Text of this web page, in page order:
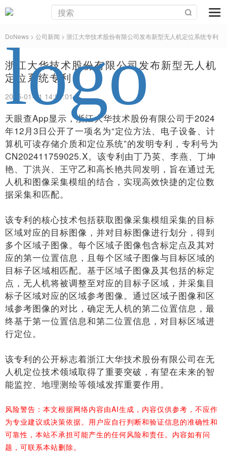
DoNews > 公司新闻 > 浙江大华技术股份有限公司发布新型无人机定位系统专利
浙江大华技术股份有限公司发布新型无人机
定位系统专利
2025-01-01 14:51:01
天眼查App显示，浙江大华技术股份有限公司于2024
年12月3日公开了一项名为“定位方法、电子设备、计
算机可读存储介质和定位系统”的发明专利，专利号为
CN202411759025.X。该专利由丁乃英、李燕、丁坤
艳、丁洪兴、王守乙和高长艳共同发明，旨在通过无
人机和图像采集模组的结合，实现高效快捷的定位数
据采集和匹配。
该专利的核心技术包括获取图像采集模组采集的目标
区域对应的目标图像，并对目标图像进行划分，得到
多个区域子图像。每个区域子图像包含标定点及其对
应的第一位置信息，且每个区域子图像与目标区域的
目标子区域相匹配。基于区域子图像及其包括的标定
点，无人机将被调整至对应的目标子区域，并采集目
标子区域对应的区域参考图像。通过区域子图像和区
域参考图像的对比，确定无人机的第二位置信息，最
终基于第一位置信息和第二位置信息，对目标区域进
行定位。
该专利的公开标志着浙江大华技术股份有限公司在无
人机定位技术领域取得了重要突破，有望在未来的智
能监控、地理测绘等领域发挥重要作用。
风险警告：本文根据网络内容由AI生成，内容仅供参考，不应作
为专业建议或决策依据。用户应自行判断和验证信息的准确性和
可靠性，本站不承担可能产生的任何风险和责任。内容如有问
题，可联系本站删除。